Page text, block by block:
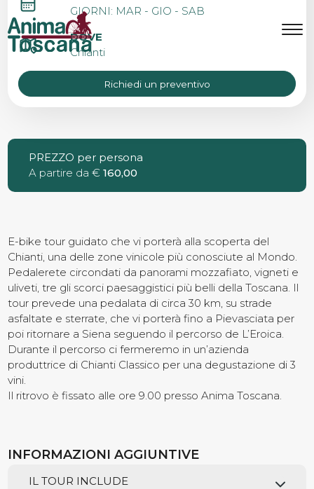
TOUR DI GRUPPO IN E-
BIKE DA SIENA
GIORNI: MAR - GIO - SAB
DOVE
Chianti
Richiedi un preventivo
PREZZO per persona
A partire da €160,00
E-bike tour guidato che vi porterà alla scoperta del
Chianti, una delle zone vinicole più conosciute al Mondo.
Pedalerete circondati da panorami mozzafiato, vigneti e
uliveti, tre gli scorci paesaggistici più belli della Toscana. Il
tour prevede una pedalata di circa 30 km, su strade
asfaltate e sterrate, che vi porterà fino a Pievasciata per
poi ritornare a Siena seguendo il percorso de L’Eroica.
Durante il percorso ci fermeremo in un’azienda
produttrice di Chianti Classico per una degustazione di 3
vini.
Il ritrovo è fissato alle ore 9.00 presso Anima Toscana.
INFORMAZIONI AGGIUNTIVE
IL TOUR INCLUDE
MENU EN
Bike Tours
Tour personalizzati
Noleggio bici
Chi siamo
Contatti